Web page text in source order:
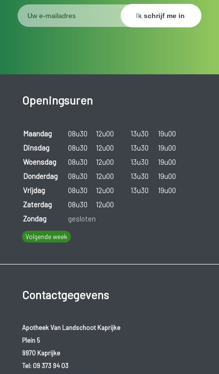
Openingsuren
Maandag 08u30 12u00 13u30
19u00
Dinsdag
08u30 12u00 13u30
19u00
Woensdag
08u30 12u00 13u30
19u00
Donderdag
08u30 12u00 13u30
19u00
Vrijdag
08u30 12u00 13u30
19u00
Zaterdag
08u30
12u00
Zondag
gesloten
Volgende week
Contactgegevens
Apotheek Van Landschoot Kaprijke
Plein 5
9970 Kaprijke
Tel: 09 373 94 03